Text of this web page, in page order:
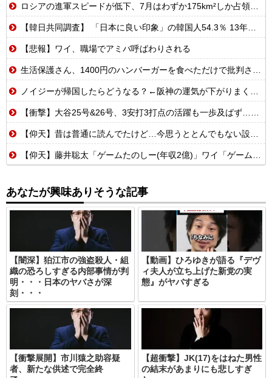
ロシアの進軍スピードが低下、7月はわずか175km²しか占領できず！
【韓日共同調査】 「日本に良い印象」の韓国人54.3％ 13年以降で最高に 日本人の韓国好感度は35.3％
【悲報】ワイ、職場でアミバ呼ばわりされる
生活保護さん、1400円のハンバーガーを食べただけで批判される
ノイジーが帰国したらどうなる？←阪神の運気が下がりまくるやろな
【衝撃】大谷25号&26号、3安打3打点の活躍も一歩及ばず…それでも希望を見出すLADファン反応集 MLB2026シーズン 8.
【仰天】昔は普通に読んでたけど…今思うととんでもない設定の少女漫画
【仰天】藤井聡太「ゲームたのしー(年収2億)」ワイ「ゲームたのしー(年収200万)」
あなたが興味ありそうな記事
【闇深】狛江市の強盗殺人・組
織の恐ろしすぎる内部事情が判
明・・・日本のヤバさが深
刻・・・
【動画】ひろゆきが語る『デヴ
ィ夫人が立ち上げた新党の実
態』がヤバすぎる
【衝撃展開】市川猿之助容疑
者、新たな供述で完全終
【超衝撃】JK(17)をはねた男性
の結末があまりにも悲しすぎ